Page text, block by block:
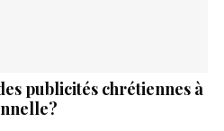
publicités chrétiennes à